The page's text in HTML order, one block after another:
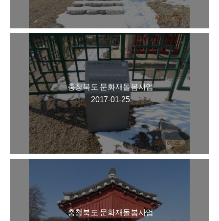
충청북도 문화재돌봄사업
2017-01-25
충청북도 문화재돌봄사업